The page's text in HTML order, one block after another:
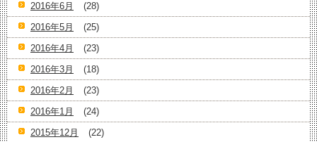
2016年6月
(28)
2016年5月
(25)
2016年4月
(23)
2016年3月
(18)
2016年2月
(23)
2016年1月
(24)
2015年12月
(22)